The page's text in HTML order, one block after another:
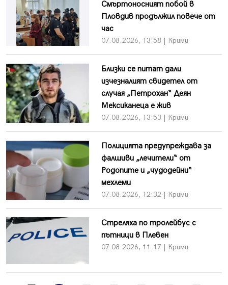
Смъртоносният побой в
Пловдив продължил повече от
час
07.08.2026, 13:58 | Крими
Близки се питат дали
изчезналият свидетел от
случая „Петрохан“ Деян
Мексиканеца е жив
07.08.2026, 13:53 | Крими
Полицията предупреждава за
фалшиви „лечители“ от
Родопите и „чудодейни“
мехлеми
07.08.2026, 12:32 | Крими
Стреляха по тролейбус с
пътници в Плевен
07.08.2026, 11:17 | Крими